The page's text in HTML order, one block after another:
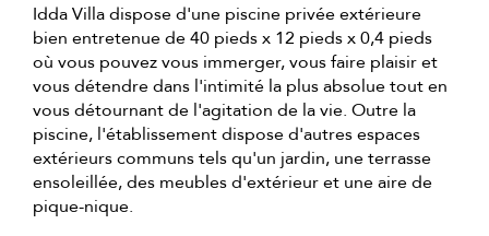
Idda Villa dispose d'une piscine privée extérieure
bien entretenue de 40 pieds x 12 pieds x 0,4 pieds
où vous pouvez vous immerger, vous faire plaisir et
vous détendre dans l'intimité la plus absolue tout en
vous détournant de l'agitation de la vie. Outre la
piscine, l'établissement dispose d'autres espaces
extérieurs communs tels qu'un jardin, une terrasse
ensoleillée, des meubles d'extérieur et une aire de
pique-nique.